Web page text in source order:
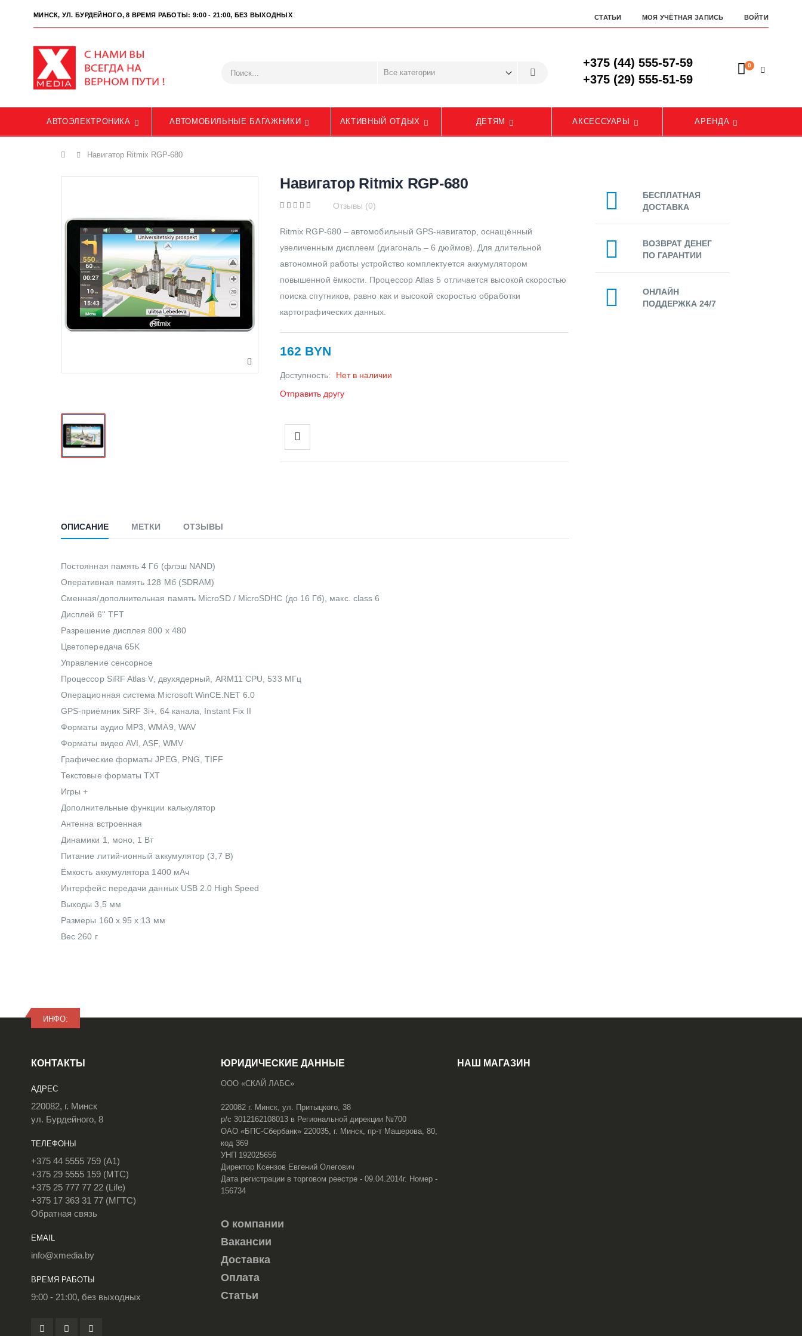
МИНСК, УЛ. БУРДЕЙНОГО, 8 ВРЕМЯ РАБОТЫ: 9:00 - 21:00, БЕЗ ВЫХОДНЫХ СТАТЬИ МОЯ УЧЁТНАЯ ЗАПИСЬ ВОЙТИ
+375 (44) 555-57-59
+375 (29) 555-51-59
0
АВТОЭЛЕКТРОНИКА АВТОМОБИЛЬНЫЕ БАГАЖНИКИ АКТИВНЫЙ ОТДЫХ ДЕТЯМ АКСЕССУАРЫ АРЕНДА
Главная
Навигатор Ritmix RGP-680
Навигатор Ritmix RGP-680
Отзывы (0)
Ritmix RGP-680 – автомобильный GPS-навигатор, оснащённый
увеличенным дисплеем (диагональ – 6 дюймов). Для длительной
автономной работы устройство комплектуется аккумулятором
повышенной ёмкости. Процессор Atlas 5 отличается высокой скоростью
поиска спутников, равно как и высокой скоростью обработки
картографических данных.
162 BYN
Доступность:
Нет в наличии
Отправить другу
ОПИСАНИЕ МЕТКИ ОТЗЫВЫ
Постоянная память 4 Гб (флэш NAND)
Оперативная память 128 Мб (SDRAM)
Сменная/дополнительная память MicroSD / MicroSDHC (до 16 Гб), макс. class 6
Дисплей 6'' TFT
Разрешение дисплея 800 x 480
Цветопередача 65K
Управление сенсорное
Процессор SiRF Atlas V, двухядерный, ARM11 CPU, 533 МГц
Операционная система Microsoft WinCE.NET 6.0
GPS-приёмник SiRF 3i+, 64 канала, Instant Fix II
Форматы аудио MP3, WMA9, WAV
Форматы видео AVI, ASF, WMV
Графические форматы JPEG, PNG, TIFF
Текстовые форматы TXT
Игры +
Дополнительные функции калькулятор
Антенна встроенная
Динамики 1, моно, 1 Вт
Питание литий-ионный аккумулятор (3,7 В)
Ёмкость аккумулятора 1400 мАч
Интерфейс передачи данных USB 2.0 High Speed
Выходы 3,5 мм
Размеры 160 x 95 x 13 мм
Вес 260 г
БЕСПЛАТНАЯ
ДОСТАВКА
ВОЗВРАТ ДЕНЕГ
ПО ГАРАНТИИ
ОНЛАЙН
ПОДДЕРЖКА 24/7
ИНФО:
КОНТАКТЫ
АДРЕС
220082, г. Минск
ул. Бурдейного, 8
ТЕЛЕФОНЫ
+375 44 5555 759 (A1)
+375 29 5555 159 (МТС)
+375 25 777 77 22 (Life)
+375 17 363 31 77 (МГТС)
Обратная связь
EMAIL
info@xmedia.by
ВРЕМЯ РАБОТЫ
9:00 - 21:00, без выходных
ЮРИДИЧЕСКИЕ ДАННЫЕ
ООО «СКАЙ ЛАБС»
220082 г. Минск, ул. Притыцкого, 38
р/с 3012162108013 в Региональной дирекции №700
ОАО «БПС-Сбербанк» 220035, г. Минск, пр-т Машерова, 80,
код 369
УНП 192025656
Директор Ксензов Евгений Олегович
Дата регистрации в торговом реестре - 09.04.2014г. Номер -
156734
О компании
Вакансии
Доставка
Оплата
Статьи
НАШ МАГАЗИН